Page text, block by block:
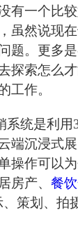
有一个比
虽然说现
题。更多
探索怎么
工作。
系统是利用
端沉浸式
操作可以
房产、 餐
策划、拍